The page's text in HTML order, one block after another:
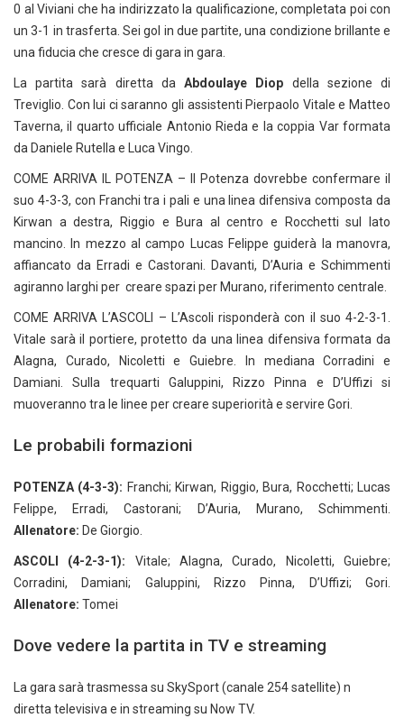
0 al Viviani che ha indirizzato la qualificazione, completata poi con
un 3-1 in trasferta. Sei gol in due partite, una condizione brillante e
una fiducia che cresce di gara in gara.
La partita sarà diretta daAbdoulaye Diop della sezione di
Treviglio. Con lui ci saranno gli assistenti Pierpaolo Vitale e Matteo
Taverna, il quarto ufficiale Antonio Rieda e la coppia Var formata
da Daniele Rutella e Luca Vingo.
COME ARRIVA IL POTENZA – Il Potenza dovrebbe confermare il
suo 4-3-3, con Franchi tra i pali e una linea difensiva composta da
Kirwan a destra, Riggio e Bura al centro e Rocchetti sul lato
mancino. In mezzo al campo Lucas Felippe guiderà la manovra,
affiancato da Erradi e Castorani. Davanti, D’Auria e Schimmenti
agiranno larghi per creare spazi per Murano, riferimento centrale.
COME ARRIVA L’ASCOLI – L’Ascoli risponderà con il suo 4-2-3-1.
Vitale sarà il portiere, protetto da una linea difensiva formata da
Alagna, Curado, Nicoletti e Guiebre. In mediana Corradini e
Damiani. Sulla trequarti Galuppini, Rizzo Pinna e D’Uffizi si
muoveranno tra le linee per creare superiorità e servire Gori.
Le probabili formazioni
POTENZA (4-3-3): Franchi; Kirwan, Riggio, Bura, Rocchetti; Lucas
Felippe, Erradi, Castorani; D’Auria, Murano, Schimmenti.
Allenatore: De Giorgio.
ASCOLI (4-2-3-1): Vitale; Alagna, Curado, Nicoletti, Guiebre;
Corradini, Damiani; Galuppini, Rizzo Pinna, D’Uffizi; Gori.
Allenatore: Tomei
Dove vedere la partita in TV e streaming
La gara sarà trasmessa su SkySport (canale 254 satellite) n
diretta televisiva e in streaming su Now TV.